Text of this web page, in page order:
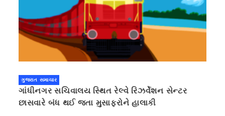
ગુજરાત સમાચાર
ગાંધીનગર સચિવાલય સ્થિત રેલ્વે રિઝર્વેશન સેન્ટર
છાસવારે બંધ થઈ જતા મુસાફરોને હાલાકી